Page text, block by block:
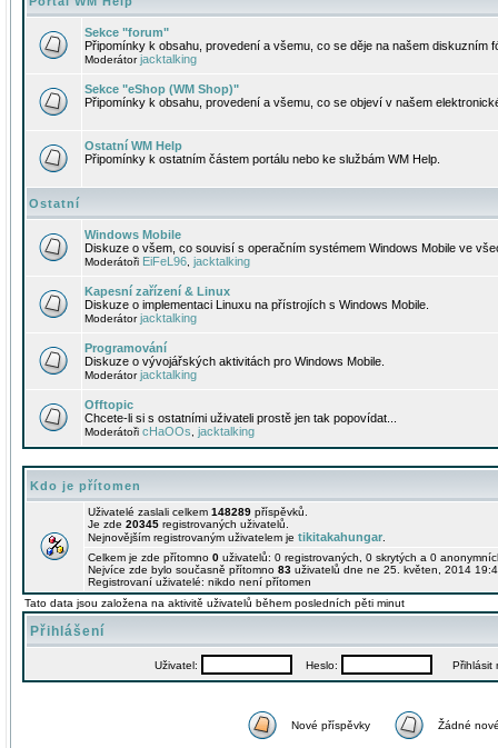
Sekce "forum"
Připomínky k obsahu, provedení a všemu, co se děje na našem diskuzním
Moderátorjacktalking
Sekce "eShop (WM Shop)"
Připomínky k obsahu, provedení a všemu, co se objeví v našem
Ostatní WM Help
Připomínky k ostatním částem portálu nebo ke službám WM Help.
Ostatní
Windows Mobile
Diskuze o všem, co souvisí s operačním systémem Windows Mobile ve
Moderátoři EiFeL96 jacktalking
Kapesní zařízení & Linux
Diskuze o implementaci Linuxu na přístrojích s Windows Mobile.
Moderátorjacktalking
Programování
Diskuze o vývojářských aktivitách pro Windows Mobile.
Moderátorjacktalking
Offtopic
Chcete-li si s ostatními uživateli prostě jen tak popovídat...
Moderátoři cHaOOs jacktalking
Kdo je přítomen
Uživatelé zaslali celkem 148289 příspěvků.
Je zde 20345 registrovaných uživatelů.
Nejnovějším registrovaným uživatelem je tikitakahungar
Celkem je zde přítomno 0 uživatelů: 0 registrovaných, 0 skrytých a 0
Nejvíce zde bylo současně přítomno 83 uživatelů dne ne 25. květen, 2014
Registrovaní uživatelé: nikdo není přítomen
Tato data jsou založena na aktivitě uživatelů během posledních pěti minut
Přihlášení
Uživatel: Heslo: Přihlásit
Nové příspěvky Žádné